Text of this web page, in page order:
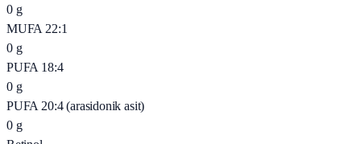
0 g
MUFA 22:1
0 g
PUFA 18:4
0 g
PUFA 20:4 (arasidonik asit)
0 g